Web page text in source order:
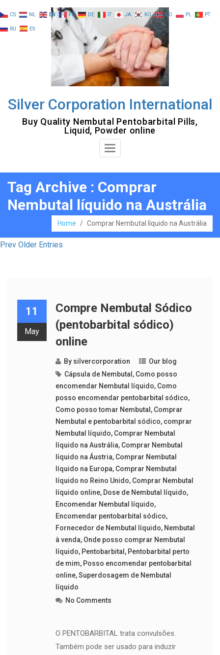
to
content
Silver Corporation International
Buy Quality Nembutal Pentobarbital Pills,
Liquid, Powder online
Toggle
Tag Archive : Comprar
Nembutal líquido na Austrália
Home / Comprar Nembutal líquido na Austrália
Prev Older Entries
11
May
Compre Nembutal Sódico
(pentobarbital sódico)
online
By silvercorporation
Our blog
Cápsula de Nembutal , Como posso
encomendar Nembutal líquido, Como
posso encomendar pentobarbital sódico,
Como posso tomar Nembutal , Comprar
Nembutal e pentobarbital sódico, comprar
Nembutal líquido, Comprar Nembutal
líquido na Austrália, Comprar Nembutal
líquido na Áustria, Comprar Nembutal
líquido na Europa, Comprar Nembutal
líquido no Reino Unido, Comprar Nembutal
líquido online, Dose de Nembutal líquido,
Encomendar Nembutal líquido,
Encomendar pentobarbital sódico,
Fornecedor de Nembutal líquido, Nembutal
à venda, Onde posso comprar Nembutal
líquido, Pentobarbital , Pentobarbital perto
de mim, Posso encomendar pentobarbital
online,Superdosagem de Nembutal
líquido
No Comments
O PENTOBARBITAL trata convulsões.
Também pode ser usado para induzir
CS NL EN FR DE IT JA KO NO PL PT
RU ES